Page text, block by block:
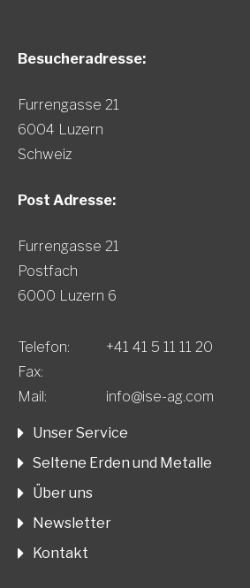
Besucheradresse:
Furrengasse 21
6004 Luzern
Schweiz
Post Adresse:
Furrengasse 21
Postfach
6000 Luzern 6
Telefon:
+41 41 5 11 11 20
Fax:
Mail:
info@ise-ag.com
Unser Service
Seltene Erden und Metalle
Über uns
Newsletter
Kontakt